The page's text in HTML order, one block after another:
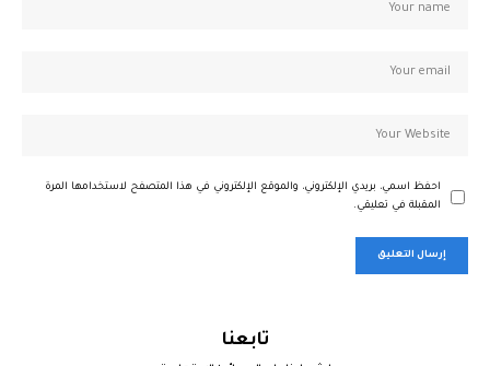
احفظ اسمي، بريدي الإلكتروني، والموقع الإلكتروني في هذا المتصفح لاستخدامها المرة
المقبلة في تعليقي.
تابعنا